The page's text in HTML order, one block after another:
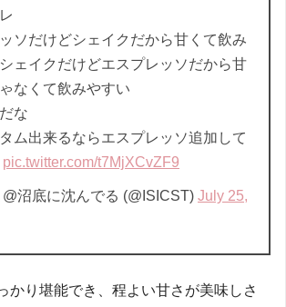
ソだけどシェイクだから甘くて飲み
ェイクだけどエスプレッソだから甘
なくて飲みやすい
な
ム出来るならエスプレッソ追加して
pic.twitter.com/t7MjXCvZF9
沼底に沈んでる (@ISICST) July 25,
かり堪能でき、程よい甘さが美味しさ